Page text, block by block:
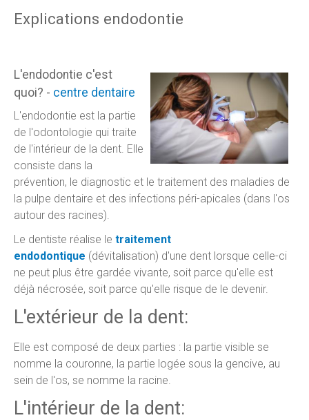
Explications endodontie
L'endodontie c'est
quoi? - centre dentaire
L'endodontie est la partie
de l'odontologie qui traite
de l'intérieur de la dent. Elle
consiste dans la
prévention, le diagnostic et le traitement des maladies de
la pulpe dentaire et des infections péri-apicales (dans l'os
autour des racines).
Le dentiste réalise le traitement
endodontique (dévitalisation) d'une dent lorsque celle-ci
ne peut plus être gardée vivante, soit parce qu'elle est
déjà nécrosée, soit parce qu'elle risque de le devenir.
L'extérieur de la dent:
Elle est composé de deux parties : la partie visible se
nomme la couronne, la partie logée sous la gencive, au
sein de l'os, se nomme la racine.
L'intérieur de la dent: